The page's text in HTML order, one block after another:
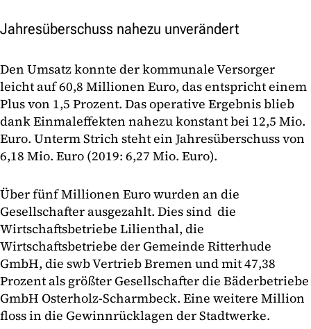
Jahresüberschuss nahezu unverändert
Den Umsatz konnte der kommunale Versorger
leicht auf 60,8 Millionen Euro, das entspricht einem
Plus von 1,5 Prozent. Das operative Ergebnis blieb
dank Einmaleffekten nahezu konstant bei 12,5 Mio.
Euro. Unterm Strich steht ein Jahresüberschuss von
6,18 Mio. Euro (2019: 6,27 Mio. Euro).
Über fünf Millionen Euro wurden an die
Gesellschafter ausgezahlt. Dies sind die
Wirtschaftsbetriebe Lilienthal, die
Wirtschaftsbetriebe der Gemeinde Ritterhude
GmbH, die swb Vertrieb Bremen und mit 47,38
Prozent als größter Gesellschafter die Bäderbetriebe
GmbH Osterholz-Scharmbeck. Eine weitere Million
floss in die Gewinnrücklagen der Stadtwerke.